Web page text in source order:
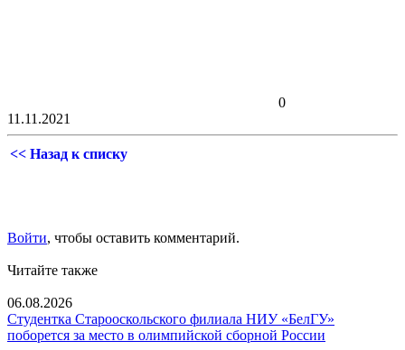
0
11.11.2021
<< Назад к списку
Войти, чтобы оставить комментарий.
Читайте также
06.08.2026
Студентка Старооскольского филиала НИУ «БелГУ»
поборется за место в олимпийской сборной России